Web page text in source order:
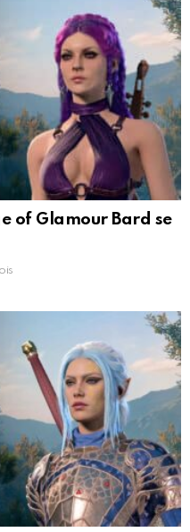
of Glamour Bard se